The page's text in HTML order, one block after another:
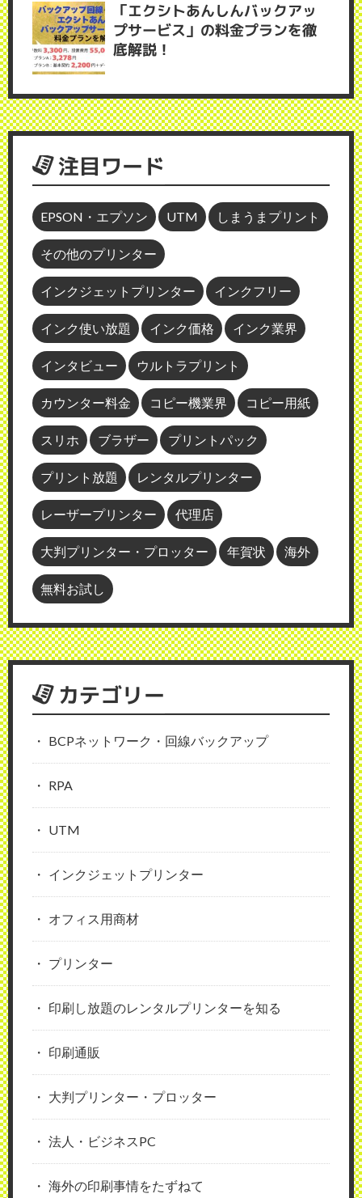
「エクシトあんしんバックアッ
プサービス」の料金プランを徹
底解説！
注目ワード
EPSON・エプソン UTM しまうまプリント
その他のプリンター
インクジェットプリンター インクフリー
インク使い放題 インク価格 インク業界
インタビュー ウルトラプリント
カウンター料金 コピー機業界 コピー用紙
スリホ ブラザー プリントパック
プリント放題 レンタルプリンター
レーザープリンター 代理店
大判プリンター・プロッター 年賀状 海外
無料お試し
カテゴリー
BCPネットワーク・回線バックアップ
RPA
UTM
インクジェットプリンター
オフィス用商材
プリンター
印刷し放題のレンタルプリンターを知る
印刷通販
大判プリンター・プロッター
法人・ビジネスPC
海外の印刷事情をたずねて